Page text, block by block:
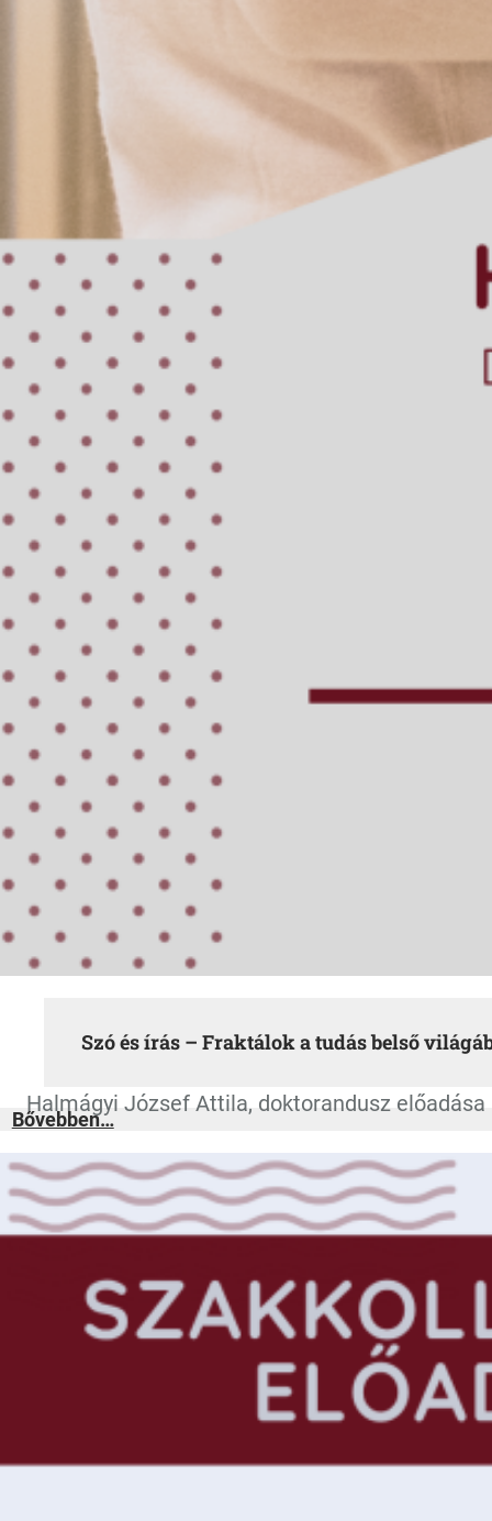
Szó és írás – Fraktálok a tudás belső
Halmágyi József Attila, doktorandusz
Bővebben…:
Szó
és
Fraktálok
a
tudás
belső
világában